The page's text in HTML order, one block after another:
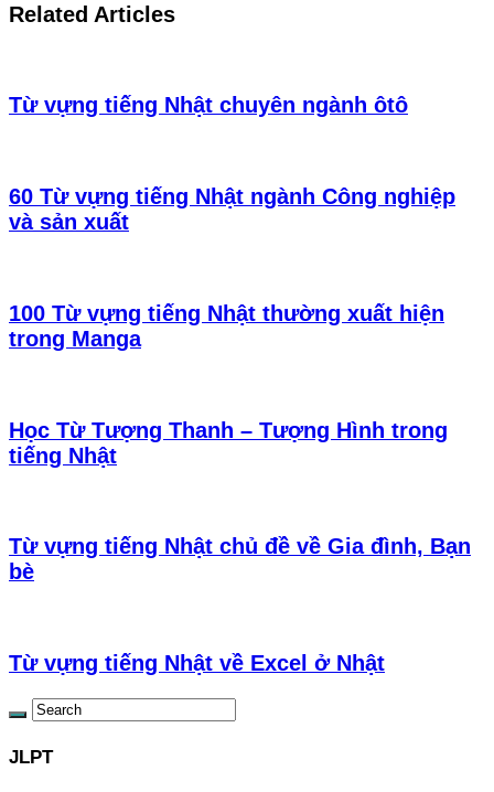
Related Articles
Từ vựng tiếng Nhật chuyên ngành ôtô
60 Từ vựng tiếng Nhật ngành Công nghiệp
và sản xuất
100 Từ vựng tiếng Nhật thường xuất hiện
trong Manga
Học Từ Tượng Thanh – Tượng Hình trong
tiếng Nhật
Từ vựng tiếng Nhật chủ đề về Gia đình, Bạn
bè
Từ vựng tiếng Nhật về Excel ở Nhật
JLPT